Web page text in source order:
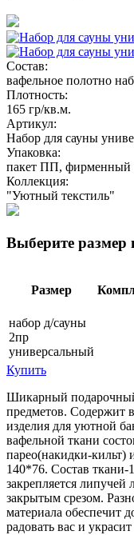
Состав:
вафельное полотно
Плотность:
165 гр/кв.м.
Артикул:
Набор для сауны
Упаковка:
пакет ПП, фирменный
Коллекция:
"Уютный текстиль"
Выберите размер
Размер
набор д/сауны
2пр
универсальный
Купить
Шикарный
предметов. Содержит
изделия для уютной
вафельной ткани
парео(накидки-кильт)
140*76. Состав ткани-
закрепляется
закрытым срезом.
материала обеспечит
радовать вас и